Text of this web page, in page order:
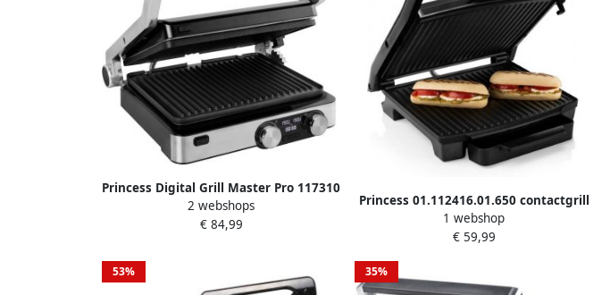
Princess Digital Grill Master Pro 117310
– 2 regelbare thermostaten – Grill
apparaat Tosti apparaat Contactgrill
bedieningspaneel Uitneembare platen
2000W
2 webshops
€ 84,99
Princess 01.112416.01.650 contactgrill
paninigrill
1 webshop
€ 59,99
53% 35%